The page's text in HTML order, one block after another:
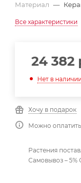
Материал —
Все характеристики
24 382
Нет в наличии
Хочу в подарок
Можно
Растения
Самовывоз –